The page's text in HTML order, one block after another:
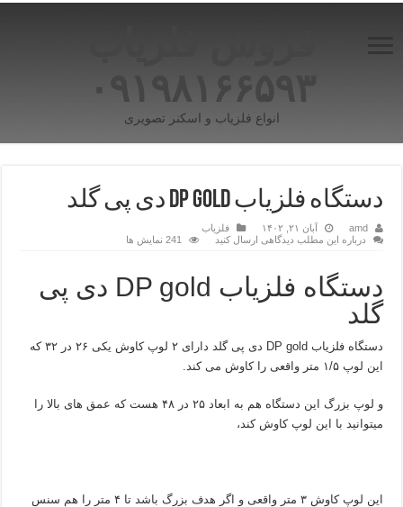
۰۹۱۹۸۱۶۶۵۹۳
انواع فلزیاب و اسکنر تصویری
دستگاه فلزیاب DP GOLD دی پی گلد
amd آبان ۲۱, ۱۴۰۲
فلزیاب
درباره این مطلب دیدگاهی ارسال کنید
241 نمایش ها
دستگاه فلزیاب DP gold دی پی
گلد
دستگاه فلزیاب DP gold دی پی گلد دارای ۲ لوپ کاوش یکی ۲۶ در ۳۲ که
این لوپ ۱/۵ متر واقعی را کاوش می کند.
و لوپ بزرگ این دستگاه هم به ابعاد ۲۵ در ۴۸ هست که عمق های بالا را
میتوانید با این لوپ کاوش کند،
این لوپ کاوش ۳ متر واقعی و اگر هدف بزرگ باشد تا ۴ متر را هم سنس